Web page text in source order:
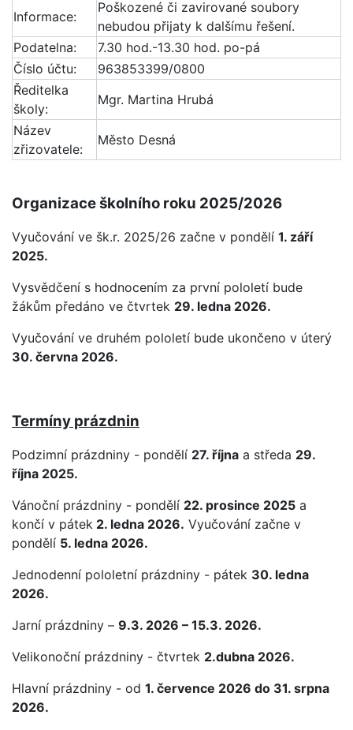
Informace:
Poškozené či zavirované soubory
nebudou přijaty k dalšímu řešení.
Podatelna:
7.30 hod.-13.30 hod. po-pá
Číslo účtu:
963853399/0800
Ředitelka
školy:
Mgr. Martina Hrubá
Název
zřizovatele:
Město Desná
Organizace školního roku 2025/2026
Vyučování ve šk.r. 2025/26 začne v pondělí 1. září
2025.
Vysvědčení s hodnocením za první pololetí bude
žákům předáno ve čtvrtek 29. ledna 2026.
Vyučování ve druhém pololetí bude ukončeno v úterý
30. června 2026.
Termíny prázdnin
Podzimní prázdniny - pondělí 27. října a středa 29.
října 2025.
Vánoční prázdniny - pondělí 22. prosince 2025 a
končí v pátek 2. ledna 2026. Vyučování začne v
pondělí 5. ledna 2026.
Jednodenní pololetní prázdniny - pátek 30. ledna
2026.
Jarní prázdniny – 9.3. 2026 – 15.3. 2026.
Velikonoční prázdniny - čtvrtek 2.dubna 2026.
Hlavní prázdniny - od 1. července 2026 do 31. srpna
2026.